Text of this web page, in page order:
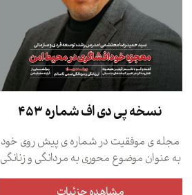
نسخه پي دي اف شماره 453
مجله ی موفقیت در شماره ی پیش روی خود
به عنوان موضوع محوری به مردانگی و زنانگی
سمی پرداخته است؛ علاوه بر این که؛ گفت و